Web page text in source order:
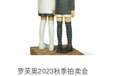
罗芙奥2023秋季拍卖会